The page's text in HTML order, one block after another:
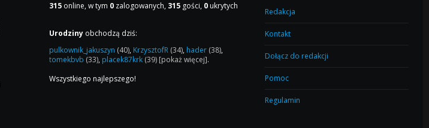
315 online, w tym 0 zalogowanych, 315 gości, 0 ukrytych
Urodziny obchodzą dziś:
pulkownik_jakuszyn (40), KrzysztofR (34), hader (38),
tomekbvb (33), placek87krk (39) [pokaż więcej].
Wszystkiego najlepszego!
Redakcja
Kontakt
Dołącz do redakcji
Pomoc
Regulamin